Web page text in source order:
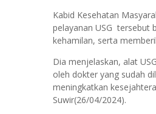
Kabid Kesehatan
pelayanan USG tersebut
kehamilan, serta
Dia menjelaskan, alat
oleh dokter yang sudah
meningkatkan
Suwir(26/04/2024).